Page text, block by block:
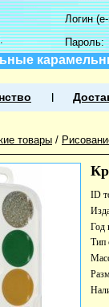
Логин
Пароль:
товары /
ID
Год
Тип